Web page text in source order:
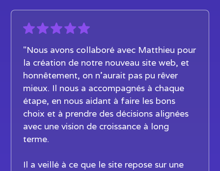
"Nous avons collaboré avec Matthieu pour
la création de notre nouveau site web, et
honnêtement, on n’aurait pas pu rêver
mieux. Il nous a accompagnés à chaque
étape, en nous aidant à faire les bons
choix et à prendre des décisions alignées
avec une vision de croissance à long
terme.
Il a veillé à ce que le site repose sur une